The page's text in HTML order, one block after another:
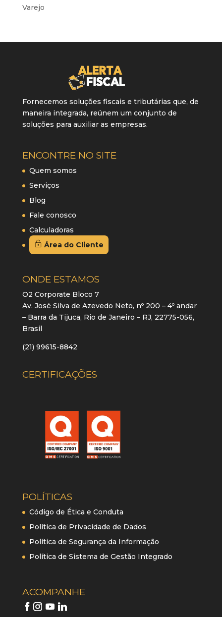
Varejo
Fornecemos soluções fiscais e tributárias que, de
maneira integrada, reúnem um conjunto de
soluções para auxiliar as empresas.
ENCONTRE NO SITE
Quem somos
Serviços
Blog
Fale conosco
Calculadoras
Área do Cliente
ONDE ESTAMOS
O2 Corporate Bloco 7
Av. José Silva de Azevedo Neto, nº 200 – 4º andar
– Barra da Tijuca, Rio de Janeiro – RJ, 22775-056,
Brasil
(21) 99615-8842
CERTIFICAÇÕES
POLÍTICAS
Código de Ética e Conduta
Política de Privacidade de Dados
Política de Segurança da Informação
Política de Sistema de Gestão Integrado
ACOMPANHE